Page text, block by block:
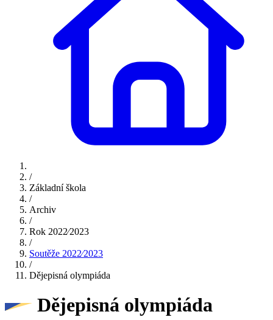
/
Základní škola
/
Archiv
/
Rok 2022⁄2023
/
Soutěže 2022⁄2023
/
Dějepisná olympiáda
Dějepisná olympiáda